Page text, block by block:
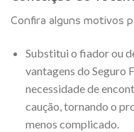
Confira alguns motivos
Substitui o fiador ou
vantagens do Seguro
necessidade de
caução, tornando o
menos complicado.